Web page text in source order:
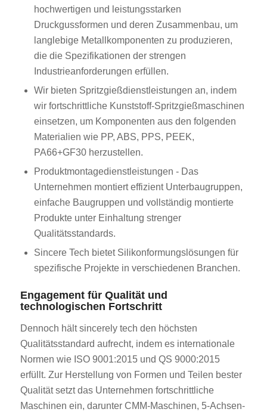
hochwertigen und leistungsstarken
Druckgussformen und deren Zusammenbau, um
langlebige Metallkomponenten zu produzieren,
die die Spezifikationen der strengen
Industrieanforderungen erfüllen.
Wir bieten Spritzgießdienstleistungen an, indem
wir fortschrittliche Kunststoff-Spritzgießmaschinen
einsetzen, um Komponenten aus den folgenden
Materialien wie PP, ABS, PPS, PEEK,
PA66+GF30 herzustellen.
Produktmontagedienstleistungen - Das
Unternehmen montiert effizient Unterbaugruppen,
einfache Baugruppen und vollständig montierte
Produkte unter Einhaltung strenger
Qualitätsstandards.
Sincere Tech bietet Silikonformungslösungen für
spezifische Projekte in verschiedenen Branchen.
Engagement für Qualität und
technologischen Fortschritt
Dennoch hält sincerely tech den höchsten
Qualitätsstandard aufrecht, indem es internationale
Normen wie ISO 9001:2015 und QS 9000:2015
erfüllt. Zur Herstellung von Formen und Teilen bester
Qualität setzt das Unternehmen fortschrittliche
Maschinen ein, darunter CMM-Maschinen, 5-Achsen-